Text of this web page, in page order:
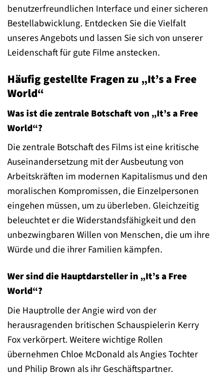
benutzerfreundlichen Interface und einer sicheren
Bestellabwicklung. Entdecken Sie die Vielfalt
unseres Angebots und lassen Sie sich von unserer
Leidenschaft für gute Filme anstecken.
Häufig gestellte Fragen zu „It’s a Free
World“
Was ist die zentrale Botschaft von „It’s a Free
World“?
Die zentrale Botschaft des Films ist eine kritische
Auseinandersetzung mit der Ausbeutung von
Arbeitskräften im modernen Kapitalismus und den
moralischen Kompromissen, die Einzelpersonen
eingehen müssen, um zu überleben. Gleichzeitig
beleuchtet er die Widerstandsfähigkeit und den
unbezwingbaren Willen von Menschen, die um ihre
Würde und die ihrer Familien kämpfen.
Wer sind die Hauptdarsteller in „It’s a Free
World“?
Die Hauptrolle der Angie wird von der
herausragenden britischen Schauspielerin Kerry
Fox verkörpert. Weitere wichtige Rollen
übernehmen Chloe McDonald als Angies Tochter
und Philip Brown als ihr Geschäftspartner.